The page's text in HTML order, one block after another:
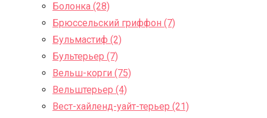
Болонка (28)
Брюссельский гриффон (7)
Бульмастиф (2)
Бультерьер (7)
Вельш-корги (75)
Вельштерьер (4)
Вест-хайленд-уайт-терьер (21)